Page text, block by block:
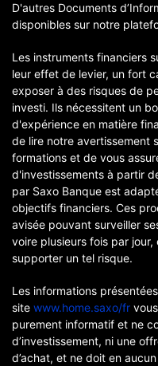
D'autres Documents
disponibles sur notre
Les instruments financiers
leur effet de levier, un fort
exposer à des risques de
investi. Ils nécessitent un
d'expérience en matière
de lire notre avertissement
formations et de vous
d'investissements à partir
par Saxo Banque est
objectifs financiers. Ces
avisée pouvant surveiller
voire plusieurs fois par
supporter un tel risque.
Les informations
site www.home.saxo/fr
purement informatif et ne
d’investissement, ni une
d’achat, et ne doit en